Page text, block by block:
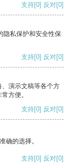
支持[0] 反对[0]
隐私保护和安全性保
支持[0] 反对[0]
演示文稿等各个方
方便。
支持[0] 反对[0]
确的选择。
支持[0] 反对[0]